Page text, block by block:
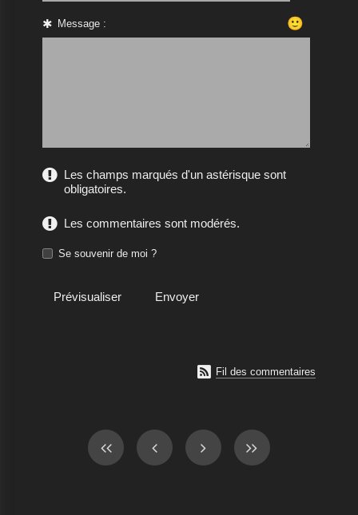
Message : 🙂
Les champs marqués d'un astérisque sont
obligatoires.
Les commentaires sont modérés.
Se souvenir de moi ?
 Fil des commentaires